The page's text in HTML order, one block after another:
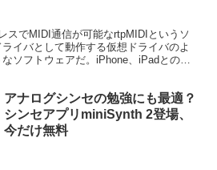
スでMIDI通信が可能なrtpMIDIというソ
イバとして動作する仮想ドライバのよ
ソフトウェアだ。iPhone、iPadとの
アナログシンセの勉強にも最適？
シンセアプリminiSynth 2登場、
今だけ無料